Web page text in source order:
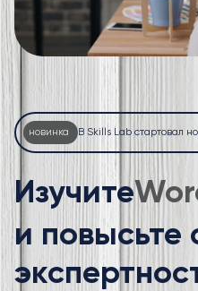
новинка В Skills Lab стартовал
Изучите
и повысьте